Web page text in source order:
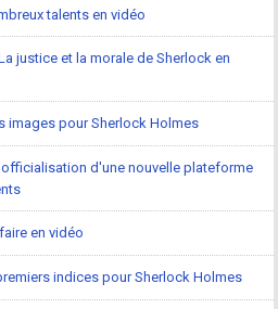
talents en vidéo
justice et la morale de Sherlock en
images pour Sherlock Holmes
d'une nouvelle plateforme
en vidéo
indices pour Sherlock Holmes